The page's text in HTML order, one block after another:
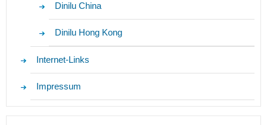
Dinilu China
Dinilu Hong Kong
Internet-Links
Impressum